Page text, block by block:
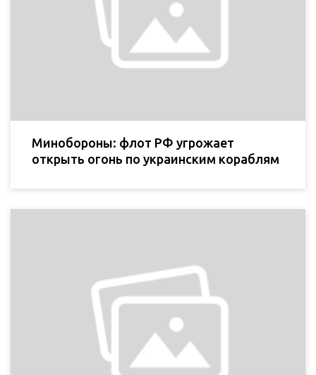
Минобороны: флот РФ угрожает
открыть огонь по украинским кораблям